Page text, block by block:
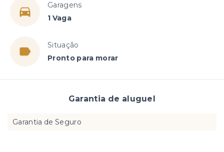
Garagens
1 Vaga
Situação
Pronto para morar
Garantia de aluguel
Garantia de Seguro